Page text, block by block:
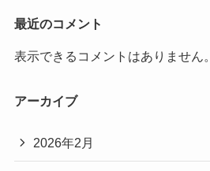
最近のコメント
表示できるコメントはありません。
アーカイブ
2026年2月